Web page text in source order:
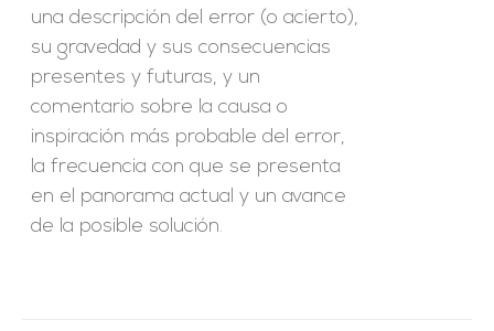
una descripción del error (o acierto),
su gravedad y sus consecuencias
presentes y futuras, y un
comentario sobre la causa o
inspiración más probable del error,
la frecuencia con que se presenta
en el panorama actual y un avance
de la posible solución.